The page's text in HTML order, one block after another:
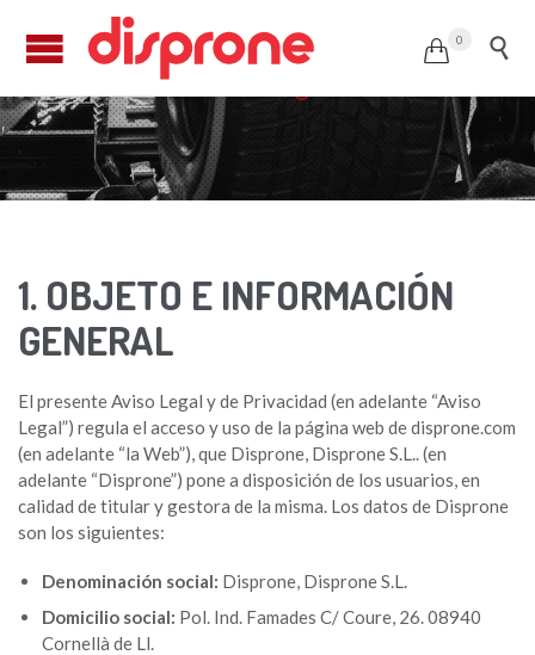
 0 
1. OBJETO E INFORMACIÓN
GENERAL
El presente Aviso Legal y de Privacidad (en adelante “Aviso
Legal”) regula el acceso y uso de la página web de disprone.com
(en adelante “la Web”), que Disprone, Disprone S.L.. (en
adelante “Disprone”) pone a disposición de los usuarios, en
calidad de titular y gestora de la misma. Los datos de Disprone
son los siguientes:
Denominación social: Disprone, Disprone S.L.
Domicilio social: Pol. Ind. Famades C/ Coure, 26. 08940
Cornellà de Ll.